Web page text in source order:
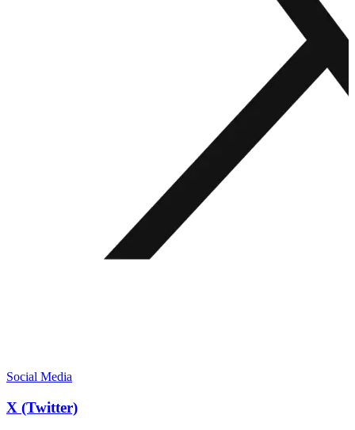
Social Media
X (Twitter)